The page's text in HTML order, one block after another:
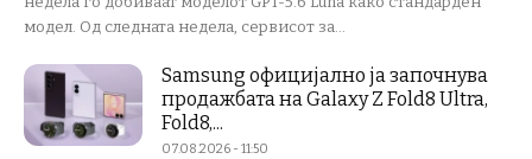
модел. Од следната недела, сервисот за...
Samsung официјално ја започнува
продажбата на Galaxy Z Fold8 Ultra,
Fold8,...
07.08.2026 - 11:50